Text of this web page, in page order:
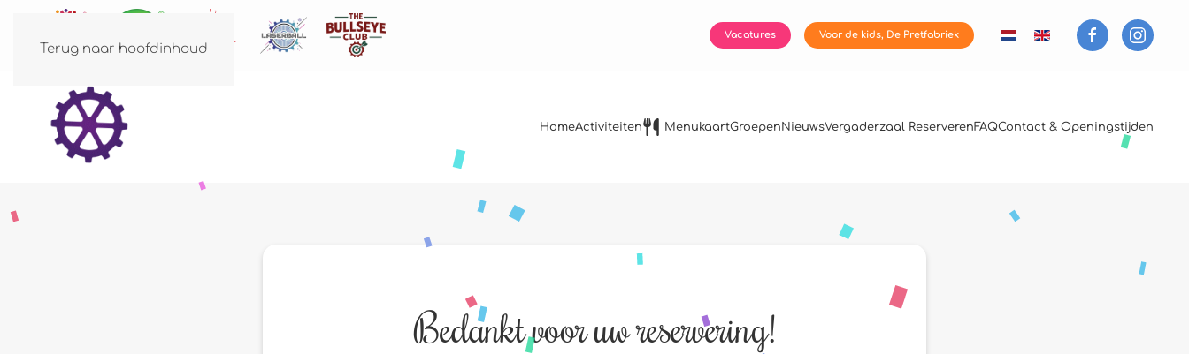
Terug naar hoofdinhoud
Vacatures Voor de kids, De Pretfabriek
HomeActiviteiten MenukaartGroepen NieuwsVergaderzaal ReserverenFAQContact & Openingstijden
Bedankt voor uw reservering!